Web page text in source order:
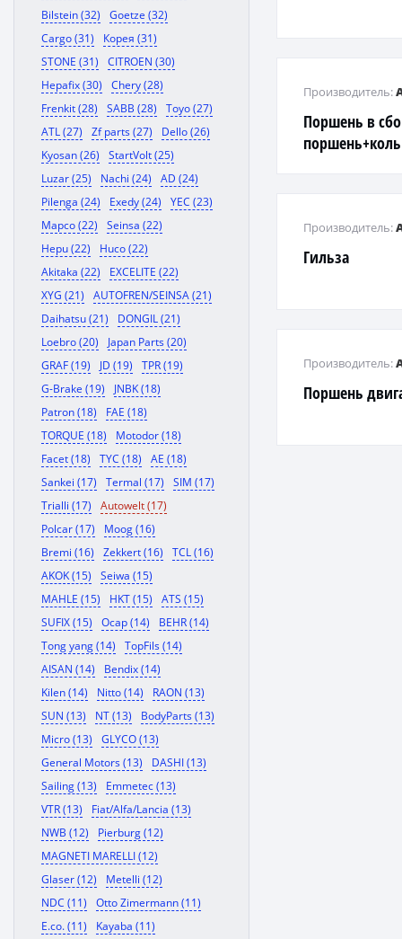
Bilstein (32)
Goetze (32)
Cargo (31)
Корея (31)
STONE (31)
CITROEN (30)
Hepafix (30)
Chery (28)
Frenkit (28)
SABB (28)
Toyo (27)
ATL (27)
Zf parts (27)
Dello (26)
Kyosan (26)
StartVolt (25)
Luzar (25)
Nachi (24)
AD (24)
Pilenga (24)
Exedy (24)
YEC (23)
Mapco (22)
Seinsa (22)
Hepu (22)
Huco (22)
Akitaka (22)
EXCELITE (22)
XYG (21)
AUTOFREN/SEINSA (21)
Daihatsu (21)
DONGIL (21)
Loebro (20)
Japan Parts (20)
GRAF (19)
JD (19)
TPR (19)
G-Brake (19)
JNBK (18)
Patron (18)
FAE (18)
TORQUE (18)
Motodor (18)
Facet (18)
TYC (18)
AE (18)
Sankei (17)
Termal (17)
SIM (17)
Trialli (17)
Autowelt (17)
Polcar (17)
Moog (16)
Bremi (16)
Zekkert (16)
TCL (16)
AKOK (15)
Seiwa (15)
MAHLE (15)
HKT (15)
ATS (15)
SUFIX (15)
Ocap (14)
BEHR (14)
Tong yang (14)
TopFils (14)
AISAN (14)
Bendix (14)
Kilen (14)
Nitto (14)
RAON (13)
SUN (13)
NT (13)
BodyParts (13)
Micro (13)
GLYCO (13)
General Motors (13)
DASHI (13)
Sailing (13)
Emmetec (13)
VTR (13)
Fiat/Alfa/Lancia (13)
NWB (12)
Pierburg (12)
MAGNETI MARELLI (12)
Glaser (12)
Metelli (12)
NDC (11)
Otto Zimermann (11)
E.co. (11)
Kayaba (11)
Поршень в
Производитель:
Гильза
Производитель:
Поршень
Производитель: